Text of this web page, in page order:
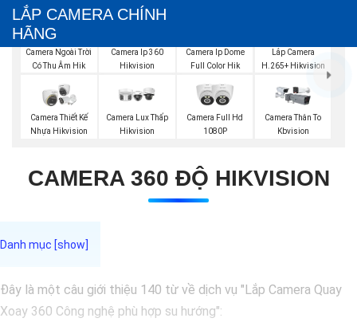
LẮP CAMERA CHÍNH
HÃNG
Camera Ngoài Trời
Có Thu Âm Hik
Camera Ip 360
Hikvision
Camera Ip Dome
Full Color Hik
Lắp Camera
H.265+ Hikvision
Camera Thiết Kế
Nhựa Hikvision
Camera Lux Thấp
Hikvision
Camera Full Hd
1080P
Camera Thân To
Kbvision
CAMERA 360 ĐỘ HIKVISION
Đây là một câu giới thiệu 140 từ về dịch vụ "Lắp Camera Quay
Xoay 360 Công nghệ phù hợp su hướng":